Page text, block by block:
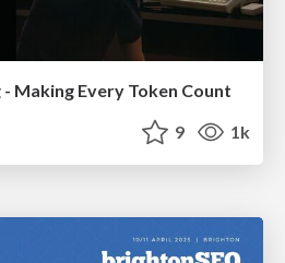
Making Every Token Count
9 1k